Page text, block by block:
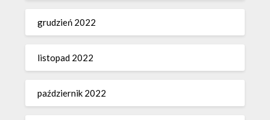
grudzień 2022
listopad 2022
październik 2022